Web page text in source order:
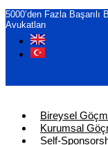
5000’den Fazla
Avukatları
Bireysel
Kurumsal
Self-